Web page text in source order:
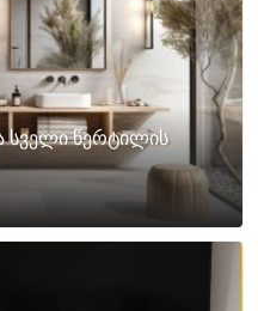
სველი წერტილის